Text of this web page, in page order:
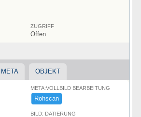
ZUGRIFF
Offen
META OBJEKT
META:VOLLBILD BEARBEITUNG
Rohscan
BILD: DATIERUNG